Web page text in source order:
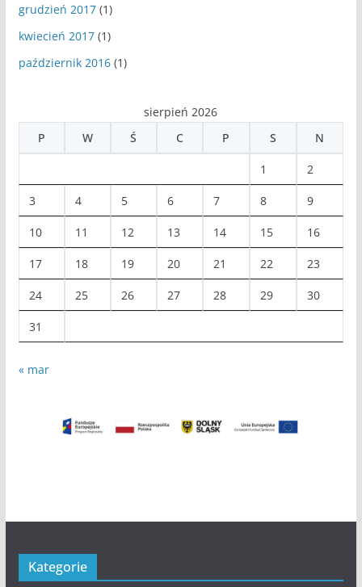
grudzień 2017(1)
kwiecień 2017(1)
październik 2016(1)
sierpień 2026
P
W Ś C P S N
1 2
3 4 5 6 7 8 9
10 11 12 13 14 15 16
17 18 19 20 21 22 23
24 25 26 27 28 29 30
31
« mar
Kategorie